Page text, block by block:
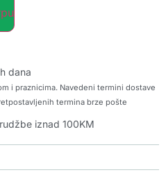
dana
i praznicima. Navedeni termini dostave
termina brze pošte
iznad 100KM